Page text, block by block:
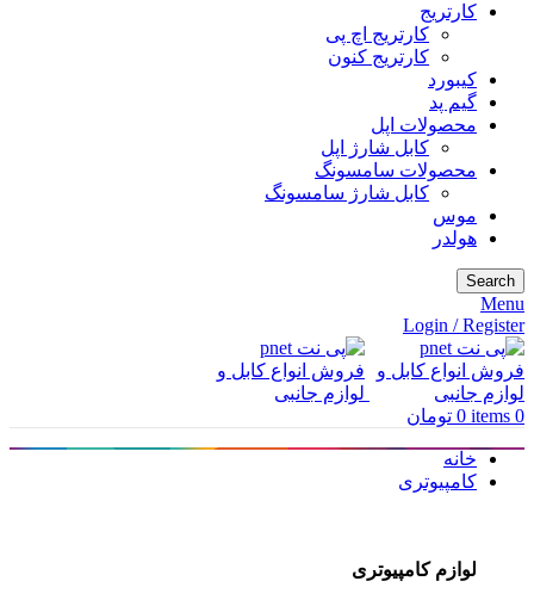
کارتریج
کارتریج اچ پی
کارتریج کنون
کیبورد
گیم پد
محصولات اپل
کابل شارژ اپل
محصولات سامسونگ
کابل شارژ سامسونگ
موس
هولدر
Search
Menu
Login / Register
0
items
0 تومان
خانه
کامپیوتری
لوازم کامپیوتری